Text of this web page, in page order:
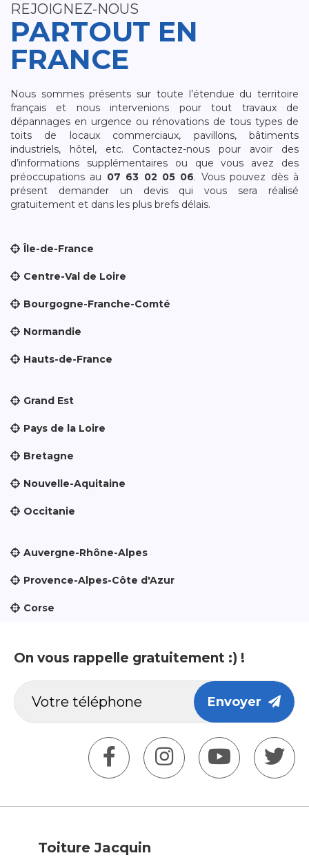
REJOIGNEZ-NOUS
PARTOUT EN
FRANCE
Nous sommes présents sur toute l’étendue du territoire
français et nous intervenions pour tout travaux de
dépannages en urgence ou rénovations de tous types de
toits de locaux commerciaux, pavillons, bâtiments
industriels, hôtel, etc. Contactez-nous pour avoir des
d’informations supplémentaires ou que vous avez des
préoccupations au 07 63 02 05 06. Vous pouvez dès à
présent demander un devis qui vous sera réalisé
gratuitement et dans les plus brefs délais.
Île-de-France
Centre-Val de Loire
Bourgogne-Franche-Comté
Normandie
Hauts-de-France
Grand Est
Pays de la Loire
Bretagne
Nouvelle-Aquitaine
Occitanie
Auvergne-Rhône-Alpes
Provence-Alpes-Côte d'Azur
Corse
On vous rappelle gratuitement :) !
Envoyer
Toiture Jacquin